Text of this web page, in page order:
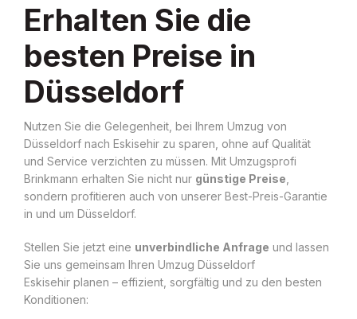
Erhalten Sie die
besten Preise in
Düsseldorf
Nutzen Sie die Gelegenheit, bei Ihrem Umzug von
Düsseldorf nach Eskisehir zu sparen, ohne auf Qualität
und Service verzichten zu müssen. Mit Umzugsprofi
Brinkmann erhalten Sie nicht nur günstige Preise
sondern profitieren auch von unserer Best-Preis-Garantie
in und um Düsseldorf.
Stellen Sie jetzt eine unverbindliche Anfrage und lassen
Sie uns gemeinsam Ihren Umzug Düsseldorf
Eskisehir planen – effizient, sorgfältig und zu den besten
Konditionen: